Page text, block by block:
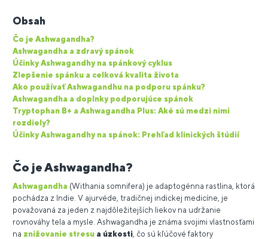
Obsah
Čo je Ashwagandha?
Ashwagandha a zdravý spánok
Účinky Ashwagandhy na spánkový cyklus
Zlepšenie spánku a celková kvalita života
Ako používať Ashwagandhu na podporu spánku?
Ashwagandha a doplnky podporujúce spánok
Tryptophan B+ a Ashwagandha Plus: Aké sú medzi nimi
rozdiely?
Účinky Ashwagandhy na spánok: Prehľad klinických štúdií
Čo je Ashwagandha?
Ashwagandha (Withania somnifera) je adaptogénna rastlina, ktorá
pochádza z Indie. V ajurvéde, tradičnej indickej medicíne, je
považovaná za jeden z najdôležitejších liekov na udržanie
rovnováhy tela a mysle. Ashwagandha je známa svojimi vlastnosťami
na znižovanie stresu a úzkosti , čo sú kľúčové faktory